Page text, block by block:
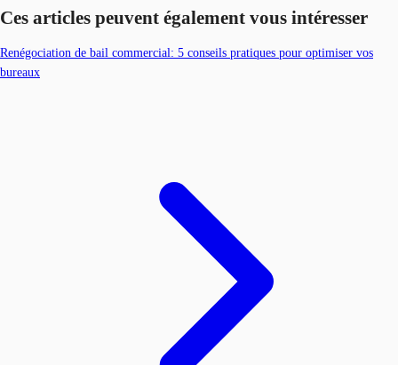
Ces articles peuvent également vous intéresser
Renégociation de bail commercial: 5 conseils pratiques pour optimiser vos
bureaux